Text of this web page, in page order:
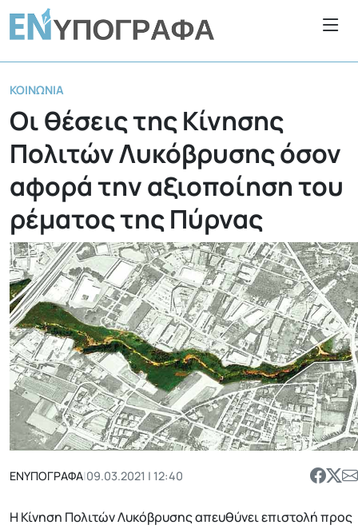
ΚΟΙΝΩΝΊΑ
Οι θέσεις της Κίνησης
Πολιτών Λυκόβρυσης όσον
αφορά την αξιοποίηση του
ρέματος της Πύρνας
ΕΝΥΠΟΓΡΑΦΑ|09.03.2021 | 12:40
Η Κίνηση Πολιτών Λυκόβρυσης απευθύνει επιστολή προς